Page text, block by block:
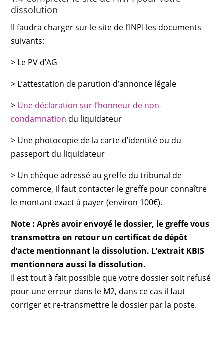
dissolution
Il faudra charger sur le site de l’INPI les documents
suivants:
> Le PV d’AG
> L’attestation de parution d’annonce légale
> Une déclaration sur l’honneur de non-
condamnation du liquidateur
> Une photocopie de la carte d’identité ou du
passeport du liquidateur
> Un chèque adressé au greffe du tribunal de
commerce, il faut contacter le greffe pour connaître
le montant exact à payer (environ 100€).
Note : Après avoir envoyé le dossier, le greffe vous
transmettra en retour un certificat de dépôt
d’acte mentionnant la dissolution. L’extrait KBIS
mentionnera aussi la dissolution.
Il est tout à fait possible que votre dossier soit refusé
pour une erreur dans le M2, dans ce cas il faut
corriger et re-transmettre le dossier par la poste.